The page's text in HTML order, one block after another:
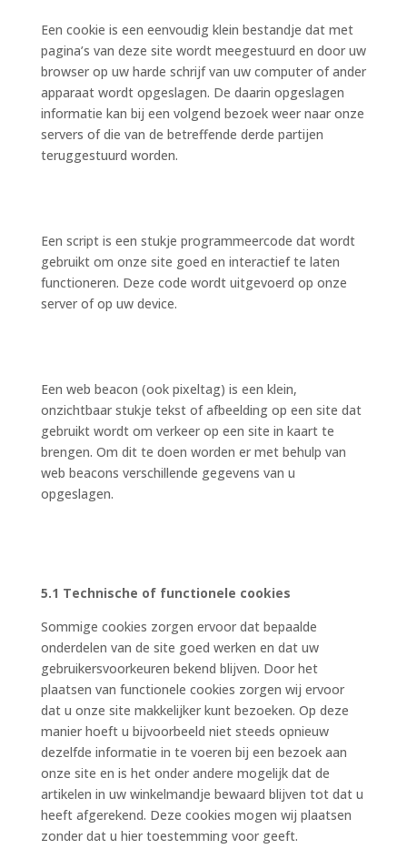
Een cookie is een eenvoudig klein bestandje dat met
pagina’s van deze site wordt meegestuurd en door uw
browser op uw harde schrijf van uw computer of ander
apparaat wordt opgeslagen. De daarin opgeslagen
informatie kan bij een volgend bezoek weer naar onze
servers of die van de betreffende derde partijen
teruggestuurd worden.
Een script is een stukje programmeercode dat wordt
gebruikt om onze site goed en interactief te laten
functioneren. Deze code wordt uitgevoerd op onze
server of op uw device.
Een web beacon (ook pixeltag) is een klein,
onzichtbaar stukje tekst of afbeelding op een site dat
gebruikt wordt om verkeer op een site in kaart te
brengen. Om dit te doen worden er met behulp van
web beacons verschillende gegevens van u
opgeslagen.
5.1 Technische of functionele cookies
Sommige cookies zorgen ervoor dat bepaalde
onderdelen van de site goed werken en dat uw
gebruikersvoorkeuren bekend blijven. Door het
plaatsen van functionele cookies zorgen wij ervoor
dat u onze site makkelijker kunt bezoeken. Op deze
manier hoeft u bijvoorbeeld niet steeds opnieuw
dezelfde informatie in te voeren bij een bezoek aan
onze site en is het onder andere mogelijk dat de
artikelen in uw winkelmandje bewaard blijven tot dat u
heeft afgerekend. Deze cookies mogen wij plaatsen
zonder dat u hier toestemming voor geeft.